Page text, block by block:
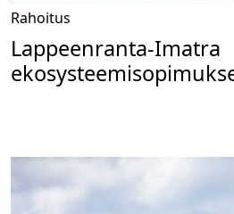
Rahoitus
Lappeenranta-Imatra